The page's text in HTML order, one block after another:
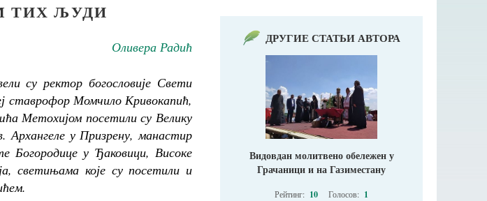
ТИХ ЉУДИ
Оливера Радић
су ректор богословије Свети
ставрофор Момчило Кривокапић,
Метохијом посетили су Велику
Архангеле у Призрену, манастир
у Ђаковици, Високе
светињама које су посетили и
ДРУГИЕ СТАТЬИ АВТОРА
Видовдан молитвено обележен у
Грачаници и на Газиместану
Рейтинг: 10 Голосов: 1